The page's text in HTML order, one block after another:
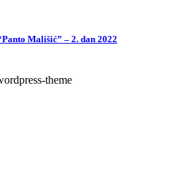
Mališić” – 2. dan 2022